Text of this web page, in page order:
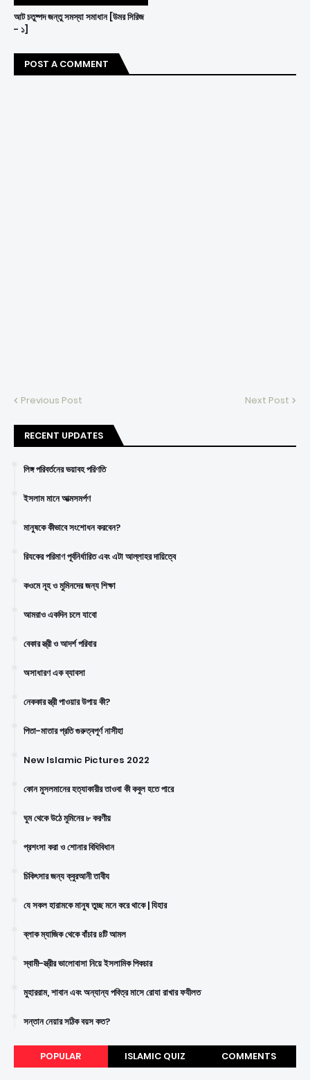
আট চতুষ্পদ জন্তু সমস্যা সমাধান [উমর সিরিজ
- ১]
POST A COMMENT
Previous Post Next Post
RECENT UPDATES
লিঙ্গ পরিবর্তনের ভয়াবহ পরিণতি
ইসলাম মানে আত্মসমর্পণ
মানুষকে কীভাবে সংশোধন করবেন?
রিযকের পরিমাণ পূর্বনির্ধারিত এবং এটা আল্লাহর দায়িত্বে
কওমে নূহ ও মুমিনদের জন্য শিক্ষা
আমরাও একদিন চলে যাবো
বেকার স্ত্রী ও আদর্শ পরিবার
অসাধারণ এক ব্যাবসা
নেককার স্ত্রী পাওয়ার উপায় কী?
পিতা-মাতার প্রতি গুরুত্বপূর্ণ নাসীহা
New Islamic Pictures 2022
কোন মুসলমানের হত্যাকারীর তাওবা কী কবুল হতে পারে
ঘুম থেকে উঠে মুমিনের ৮ করণীয়
প্রশংসা করা ও শোনার বিধিবিধান
চিকিৎসার জন্য ক্বুরআনী তাবীয
যে সকল হারামকে মানুষ তুচ্ছ মনে করে থাকে | যিহার
ব্লাক ম্যাজিক থেকে বাঁচার ৪টি আমল
স্বামী-স্ত্রীর ভালোবাসা নিয়ে ইসলামিক পিকচার
মুহাররাম, শাবান এবং অন্যান্য পবিত্র মাসে রোযা রাখার ফযীলত
সন্তান নেয়ার সঠিক বয়স কত?
POPULAR ISLAMIC QUIZ COMMENTS